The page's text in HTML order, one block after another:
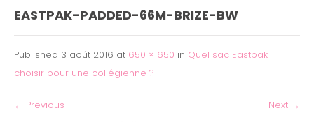
EASTPAK-PADDED-66M-BRIZE-BW
Published 3 août 2016 at 650 × 650 in Quel sac Eastpak
choisir pour une collégienne ?
← Previous Next →